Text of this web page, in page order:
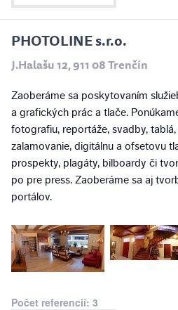
PHOTOLINE s.r.o.
J.Halašu 12, 911 08 Trenčín
Zaoberáme sa poskytovaním
a grafických prác a tlače.
fotografiu, reportáže, svadby,
zalamovanie, digitálnu a ofsetovu
prospekty, plagáty, bilboardy či
po pre press. Zaoberáme sa aj
portálov.
Počet referencií: 3